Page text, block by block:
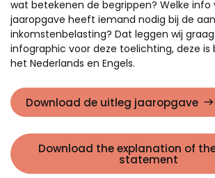
wat betekenen de begrippen? Welke info
jaaropgave heeft iemand nodig bij de
inkomstenbelasting? Dat leggen wij
infographic voor deze toelichting, deze is
het Nederlands en Engels.
Download de uitleg jaaropgave
Download the explanation of
statement